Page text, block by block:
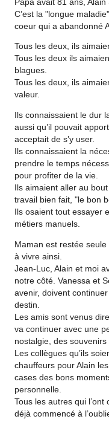
Papa avait 81 ans, Alain
C’est la "longue
coeur qui a abandonné
Tous les deux, ils
Tous les deux ils
blagues.
Tous les deux, ils
valeur.
Ils connaissaient le dur
aussi qu’il pouvait
acceptait de s’y user.
Ils connaissaient la
prendre le temps
pour profiter de la vie.
Ils aimaient aller au
travail bien fait, "le bon
Ils osaient tout essayer
métiers manuels.
Maman est restée
à vivre ainsi.
Jean-Luc, Alain et moi
notre côté. Vanessa et
avenir, doivent
destin.
Les amis sont venus
va continuer avec une
nostalgie, des
Les collègues qu’ils
chauffeurs pour Alain
cases des bons
personnelle.
Tous les autres qui
déjà commencé à